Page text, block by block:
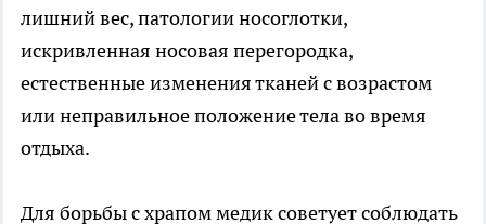
лишний вес, патологии носоглотки,
искривленная носовая перегородка,
естественные изменения тканей с возрастом
или неправильное положение тела во время
отдыха.
Для борьбы с храпом медик советует соблюдать